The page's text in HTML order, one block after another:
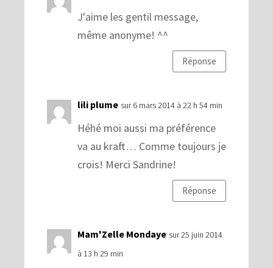
J'aime les gentil message,
même anonyme! ^^
Réponse
lili plume sur 6 mars 2014 à 22 h 54 min
Héhé moi aussi ma préférence
va au kraft… Comme toujours je
crois! Merci Sandrine!
Réponse
Mam'Zelle Mondaye sur 25 juin 2014
à 13 h 29 min